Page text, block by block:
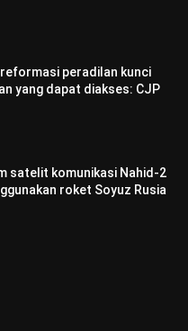
reformasi peradilan kunci
yang dapat diakses: CJP
satelit komunikasi Nahid-2
roket Soyuz Rusia